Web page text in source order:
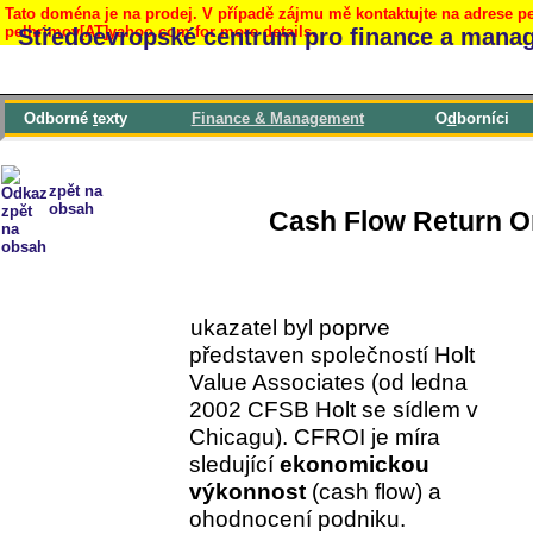
Tato doména je na prodej. V případě zájmu mě kontaktujte na adrese
pelhrimov[AT]yahoo.com for more details.
Středoevropské centrum pro finance a
Odborné texty Finance & Management Od borníci
zpět na
obsah
Cash Flow Return
ukazatel byl poprve
představen společností Holt
Value Associates (od ledna
2002 CFSB Holt se sídlem v
Chicagu). CFROI je míra
sledující ekonomickou
výkonnost(cash flow) a
ohodnocení podniku.